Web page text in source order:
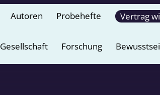
Autoren Probehefte Vertrag
Gesellschaft Forschung